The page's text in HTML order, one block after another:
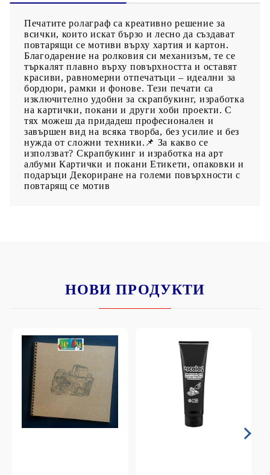
Печатите ролаграф са креативно решение за
всички, които искат бързо и лесно да създават
повтарящи се мотиви върху хартия и картон.
Благодарение на ролковия си механизъм, те се
търкалят плавно върху повърхността и оставят
красиви, равномерни отпечатъци – идеални за
бордюри, рамки и фонове. Тези печати са
изключително удобни за скрапбукинг, изработка
на картички, покани и други хоби проекти. С
тях можеш да придадеш професионален и
завършен вид на всяка творба, без усилие и без
нужда от сложни техники.📌 За какво се
използват? Скрапбукинг и изработка на арт
албуми Картички и покани Етикети, опаковки и
подаръци Декориране на големи повърхности с
повтарящ се мотив
НОВИ ПРОДУКТИ